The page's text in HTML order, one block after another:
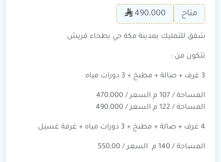
متاح 490,000
شقق للتمليك بمدينة مكة حي بطحاء قريش
تتكون من :
3 غرف + صالة + مطبخ + 3 دورات مياه
المساحة / 107 م السعر / 470,000
المساحة / 122 م السعر / 490,000
4 غرف + صالة + مطبخ + 3 دورات مياه + غرفة غسيل
المساحة / 140 م السعر / 550,00